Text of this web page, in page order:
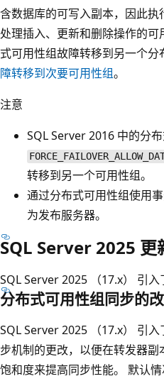
含数据库的可写入副本，因此
处理插入、更新和删除操作的
式可用性组故障转移到另一个
障转移到次要可用性组。
注意
SQL Server 2016 中的分
转移到另一个可用性组。
通过分布式可用性组使用
为发布服务器。
SQL Server 2025 更
SQL Server 2025 （17.x） 引入
分布式可用性组同步的
SQL Server 2025 （17.x） 引
步机制的更改，以便在转发器
饱和度来提高同步性能。 默认